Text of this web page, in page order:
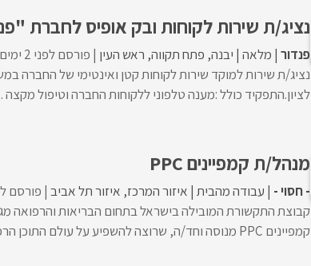
נציג/ת שירות לקוחות ובק אופיס לחברת
פנדור מלאה יבנה פתח תקווה ראש העין פורסם לפני 2 ימים
נציג/ת שירות למוקד שירות לקוחות קטן ואינטימי של החברה
לציון.התפקיד כולל :מענה טלפוני ללקוחות החברה וטיפול מקצה
מנהל/ת קמפיינים PPC
- חסוי - עבודה מהבית איזור המרכז איזור תל אביב פורסם לפני
קבוצת התקשורת המובילה בישראל בתחום הבריאות והרפואה
קמפיינים PPC מנוסה וחד/ה, שרוצה להשפיע על עולם התוכן הרפואי ...